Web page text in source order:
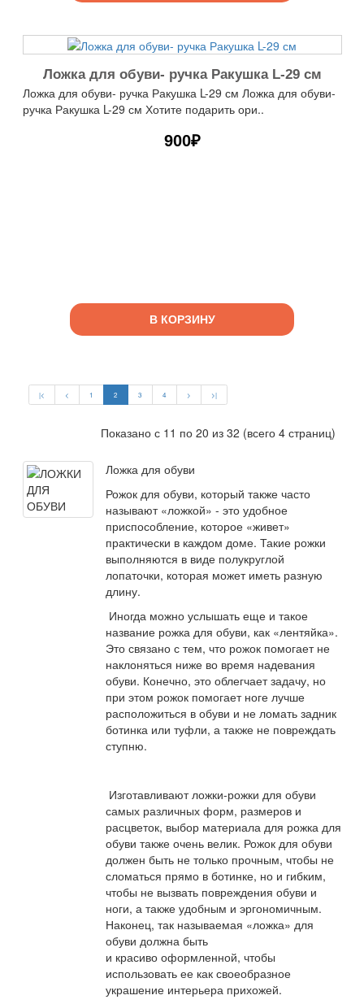
Ложка для обуви- ручка Ракушка L-29 см
Ложка для обуви- ручка Ракушка L-29 см Ложка для обуви-
ручка Ракушка L-29 см Хотите подарить ори..
900₽
В КОРЗИНУ
|< < 1 2 3 4 > >|
Показано с 11 по 20 из 32 (всего 4 страниц)
Ложка для обуви
Рожок для обуви, который также часто
называют «ложкой» - это удобное
приспособление, которое «живет»
практически в каждом доме. Такие рожки
выполняются в виде полукруглой
лопаточки, которая может иметь разную
длину.
Иногда можно услышать еще и такое
название рожка для обуви, как «лентяйка».
Это связано с тем, что рожок помогает не
наклоняться ниже во время надевания
обуви. Конечно, это облегчает задачу, но
при этом рожок помогает ноге лучше
расположиться в обуви и не ломать задник
ботинка или туфли, а также не повреждать
ступню.
Изготавливают ложки-рожки для обуви
самых различных форм, размеров и
расцветок, выбор материала для рожка для
обуви также очень велик. Рожок для обуви
должен быть не только прочным, чтобы не
сломаться прямо в ботинке, но и гибким,
чтобы не вызвать повреждения обуви и
ноги, а также удобным и эргономичным.
Наконец, так называемая «ложка» для
обуви должна быть
и красиво оформленной, чтобы
использовать ее как своеобразное
украшение интерьера прихожей.